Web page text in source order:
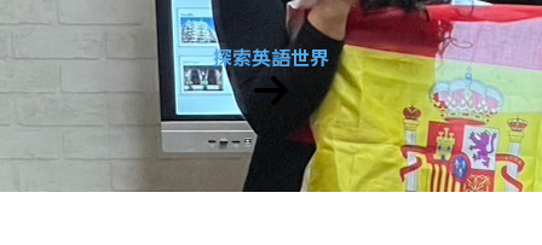
探索英語世界